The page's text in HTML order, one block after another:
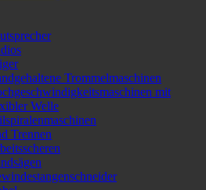
Trommelmaschinen
mit
Welle
Trennen